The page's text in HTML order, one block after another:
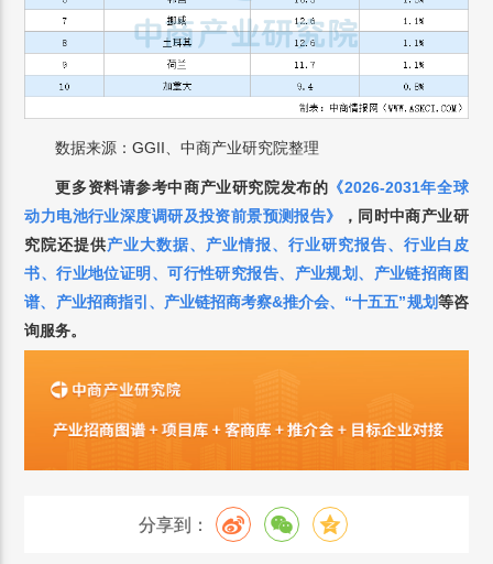
数据来源：GGII、中商产业研究院整理
更多资料请参考中商产业研究院发布的 《2026-2031年全球
动力电池行业深度调研及投资前景预测报告》 ， 同时中商产业研
究院还提供产业大数据、 产业情报、 行业研究报告、 行业白皮
书、行业地位证明、可行性研究报告、 产业规划、 产业链招商图
谱、 产业招商指引、 产业链招商考察&推介会、 “十五五”规划等咨
询服务。
分享到：